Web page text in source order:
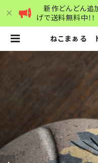
新作どんどん追
げで送料無料中！！
ねこまぁる